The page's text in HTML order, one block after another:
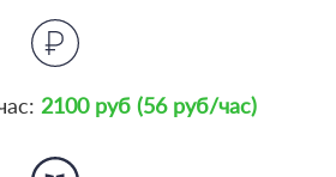
2100 руб (56 руб/час)